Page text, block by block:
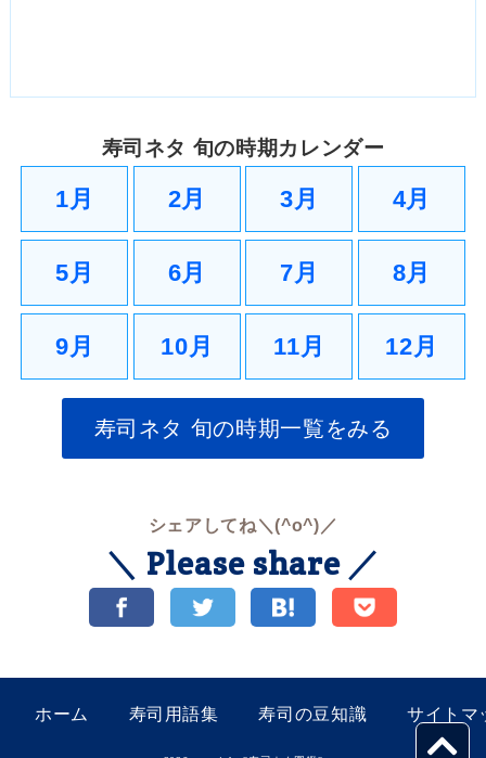
寿司ネタ 旬の時期カレンダー
1月 2月 3月 4月
5月 6月 7月 8月
9月 10月 11月 12月
寿司ネタ 旬の時期一覧をみる
シェアしてね＼(^o^)／
＼ Please share ／
ホーム 寿司用語集 寿司の豆知識 サイトマ